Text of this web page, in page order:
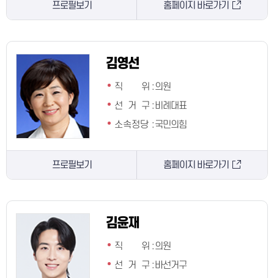
프로필보기 홈페이지 바로가기
김영선
직 위
:의원
선 거 구 : 비례대표
소속정당 :국민의힘
프로필보기 홈페이지 바로가기
김윤재
직 위
:의원
선 거 구 : 바선거구